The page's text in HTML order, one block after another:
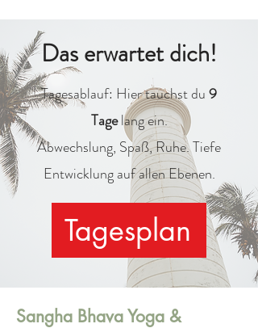
Das erwartet dich!
Tagesablauf: Hier tauchst du9
Tagelang ein.
Abwechslung, Spaß, Ruhe. Tiefe
Entwicklung auf allen Ebenen.
Tagesplan
Sangha Bhava Yoga &